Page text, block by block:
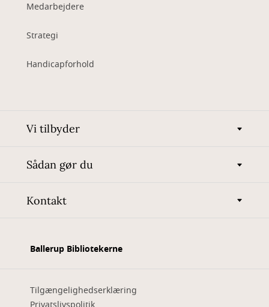
Medarbejdere
Strategi
Handicapforhold
Vi tilbyder
Sådan gør du
Kontakt
Ballerup Bibliotekerne
Tilgængelighedserklæring